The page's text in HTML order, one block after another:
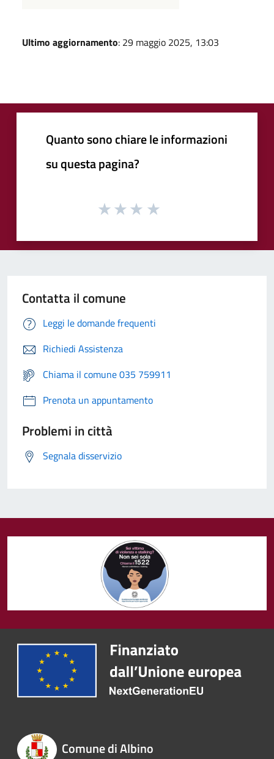
Ultimo aggiornamento: 29 maggio 2025, 13:03
Quanto sono chiare le informazioni
su questa pagina?
Contatta il comune
Leggi le domande frequenti
Richiedi Assistenza
Chiama il comune 035 759911
Prenota un appuntamento
Problemi in città
Segnala disservizio
Comune di Albino